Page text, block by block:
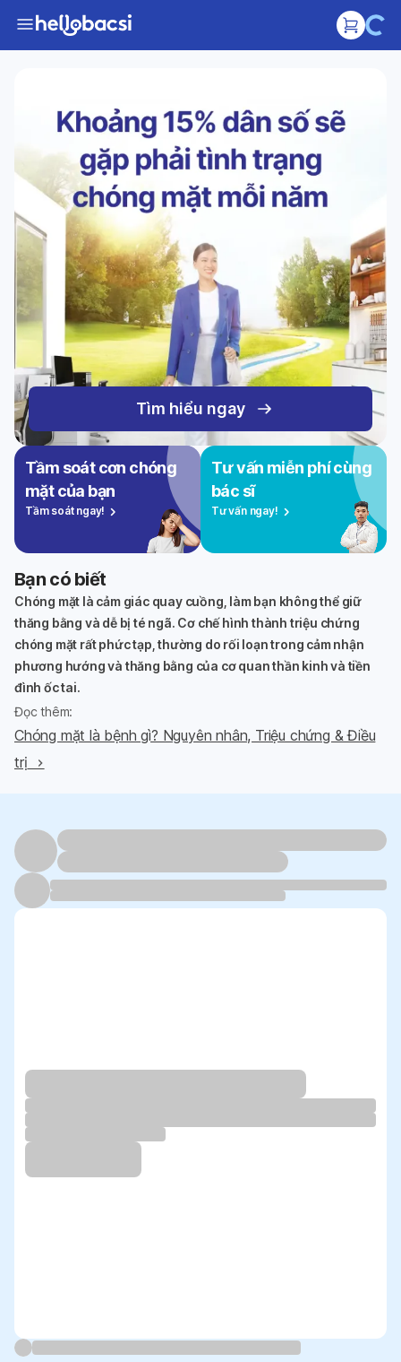
Tìm hiểu ngay
Tầm soát cơn chóng
mặt của bạn
Tầm soát ngay!
Tư vấn miễn phí cùng
bác sĩ
Tư vấn ngay!
Bạn có biết
Chóng mặt là cảm giác quay cuồng, làm bạn không thể giữ
thăng bằng và dễ bị té ngã. Cơ chế hình thành triệu chứng
chóng mặt rất phức tạp, thường do rối loạn trong cảm nhận
phương hướng và thăng bằng của cơ quan thần kinh và tiền
đình ốc tai.
Đọc thêm:
Chóng mặt là bệnh gì? Nguyên nhân, Triệu chứng & Điều
trị